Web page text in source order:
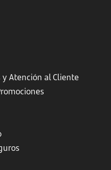
Atención al Cliente